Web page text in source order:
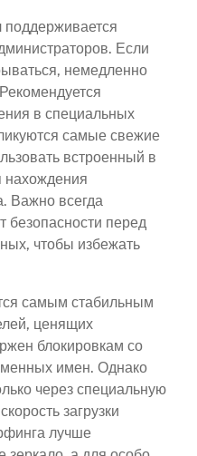
поддерживается
Если
немедленно
в специальных
самые свежие
встроенный в
нахождения
Важно всегда
безопасности перед
чтобы избежать
самым стабильным
ценящих
блокировкам со
имен. Однако
через специальную
загрузки
лучше